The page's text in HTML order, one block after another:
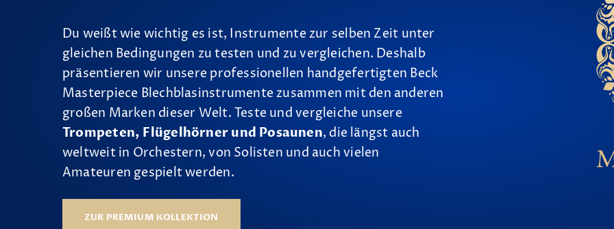
Du weißt wie wichtig es ist, Instrumente zur selben Zeit unter
gleichen Bedingungen zu testen und zu vergleichen. Deshalb
präsentieren wir unsere professionellen handgefertigten Beck
Masterpiece Blechblasinstrumente zusammen mit den anderen
großen Marken dieser Welt. Teste und vergleiche unsere
Trompeten, Flügelhörner und Posaunen, die längst auch
weltweit in Orchestern, von Solisten und auch vielen
Amateuren gespielt werden.
ZUR PREMIUM KOLLEKTION